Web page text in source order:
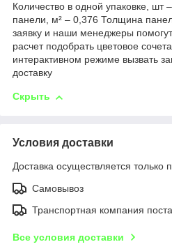
Количество в одной упаковке,
панели, м² – 0,376 Толщина
заявку и наши менеджеры
расчет подобрать цветовое
интерактивном режиме вызвать
доставку
Скрыть
Условия доставки
Доставка осуществляется только
Самовывоз
Транспортная компания
Все условия доставки